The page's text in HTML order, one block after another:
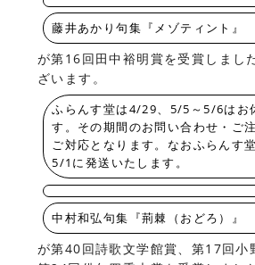
藤井あかり句集『メゾティント』
が第16回田中裕明賞を受賞しまし
ざいます。
ふらんす堂は4/29、5/5～5/6はお
す。その期間のお問い合わせ・ご
ご対応となります。なおふらんす
5/1に発送いたします。
中村和弘句集『荊棘（おどろ）』
が第40回詩歌文学館賞、第17回小